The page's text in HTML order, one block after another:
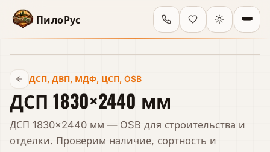
ПилоРус
ДСП, ДВП, МДФ, ЦСП, OSB
ДСП 1830×2440 мм
ДСП 1830×2440 мм — OSB для строительства и
отделки. Проверим наличие, сортность и